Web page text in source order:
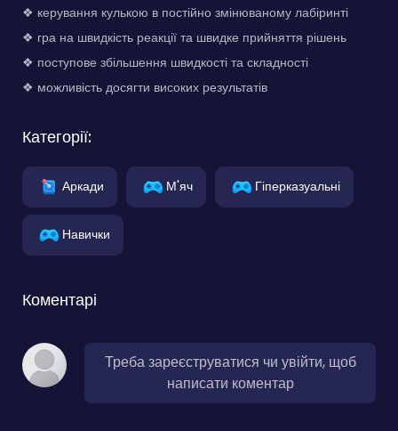
❖ керування кулькою в постійно змінюваному лабіринті
❖ гра на швидкість реакції та швидке прийняття рішень
❖ поступове збільшення швидкості та складності
❖ можливість досягти високих результатів
Категорії:
Аркади М'яч Гіперказуальні
Навички
Коментарі
Треба зареєструватися чи увійти, щоб
написати коментар